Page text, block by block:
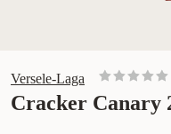
Cracker Canary
Versele-Laga